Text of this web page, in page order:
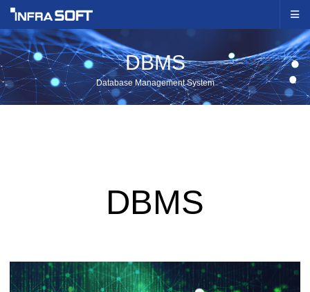
DBMS
Database Management System
DBMS